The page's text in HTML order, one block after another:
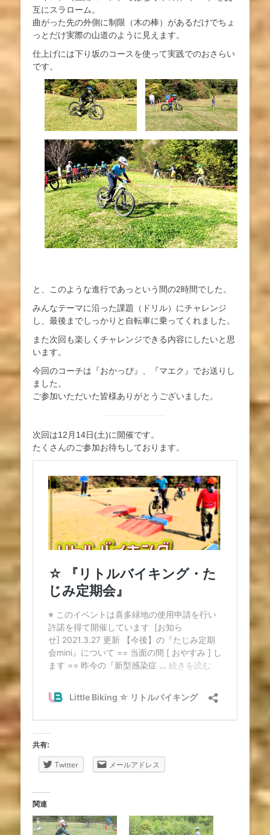
互にスラローム。
曲がった先の外側に制限（木の棒）があるだけでちょ
っとだけ実際の山道のように見えます。
仕上げには下り坂のコースを使って実践でのおさらい
です。
と、このような進行であっという間の2時間でした。
みんなテーマに沿った課題（ドリル）にチャレンジ
し、最後までしっかりと自転車に乗ってくれました。
また次回も楽しくチャレンジできる内容にしたいと思
います。
今回のコーチは『おかっぴ』、『マエク』でお送りし
ました。
ご参加いただいた皆様ありがとうございました。
次回は12月14日(土)に開催です。
たくさんのご参加お待ちしております。
共有:
Twitter メールアドレス
関連